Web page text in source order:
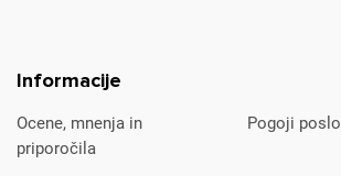
Informacije
Ocene, mnenja in
priporočila
Pogoji